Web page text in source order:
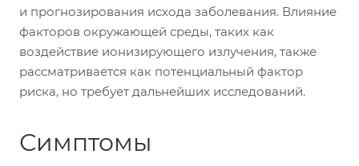
и прогнозирования исхода заболевания. Влияние
факторов окружающей среды, таких как
воздействие ионизирующего излучения, также
рассматривается как потенциальный фактор
риска, но требует дальнейших исследований.
Симптомы